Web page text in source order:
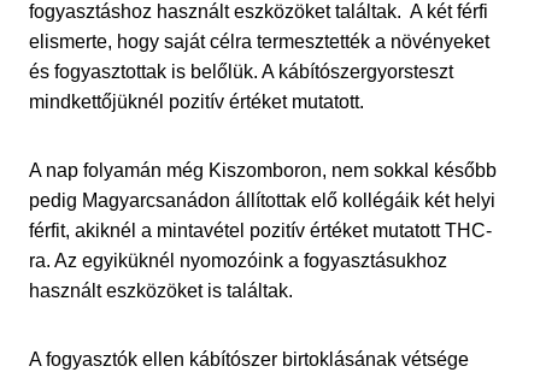
fogyasztáshoz használt eszközöket találtak. A két férfi
elismerte, hogy saját célra termesztették a növényeket
és fogyasztottak is belőlük. A kábítószergyorsteszt
mindkettőjüknél pozitív értéket mutatott.
A nap folyamán még Kiszomboron, nem sokkal később
pedig Magyarcsanádon állítottak elő kollégáik két helyi
férfit, akiknél a mintavétel pozitív értéket mutatott THC-
ra. Az egyiküknél nyomozóink a fogyasztásukhoz
használt eszközöket is találtak.
A fogyasztók ellen kábítószer birtoklásának vétsége